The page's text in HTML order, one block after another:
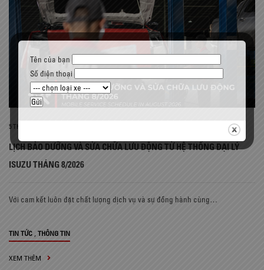
5 THÁNG 8, 2026
LỊCH BẢO DƯỠNG VÀ SỬA CHỮA LƯU ĐỘNG TỪ HỆ THỐNG ĐẠI LÝ
ISUZU THÁNG 8/2026
Với cam kết luôn đặt chất lượng dịch vụ và sự đồng hành cùng…
TIN TỨC THÔNG TIN
XEM THÊM
Tên của bạn
Số điện thoại